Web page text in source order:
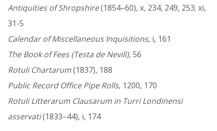
Antiquities of Shropshire(1854–60), x, 234, 249, 253; xi,
31-5
Calendar of Miscellaneous Inquisitions, i, 161
The Book of Fees (Testa de Nevill), 56
Rotuli Chartarum(1837), 188
Public Record Office Pipe Rolls, 1200, 170
Rotuli Litterarum Clausarum in Turri Londinensi
asservati(1833–44), i, 174